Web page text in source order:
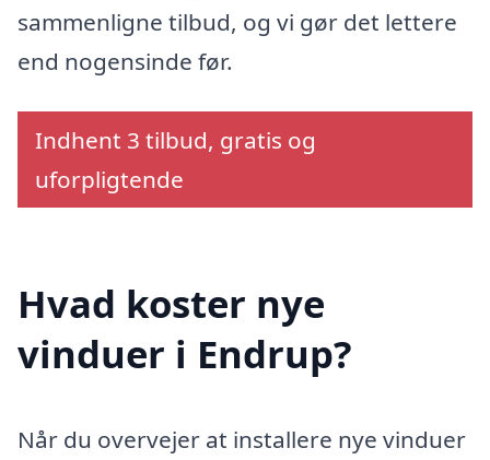
sammenligne tilbud, og vi gør det lettere
end nogensinde før.
Indhent 3 tilbud, gratis og
uforpligtende
Hvad koster nye
vinduer i Endrup?
Når du overvejer at installere nye vinduer